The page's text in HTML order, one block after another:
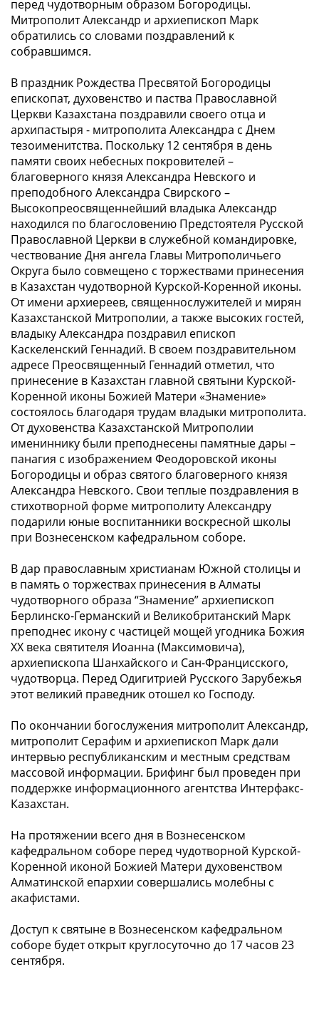
перед чудотворным образом Богородицы.
Митрополит Александр и архиепископ Марк
обратились со словами поздравлений к
собравшимся.
В праздник Рождества Пресвятой Богородицы
епископат, духовенство и паства Православной
Церкви Казахстана поздравили своего отца и
архипастыря - митрополита Александра с Днем
тезоименитства. Поскольку 12 сентября в день
памяти своих небесных покровителей –
благоверного князя Александра Невского и
преподобного Александра Свирского –
Высокопреосвященнейший владыка Александр
находился по благословению Предстоятеля Русской
Православной Церкви в служебной командировке,
чествование Дня ангела Главы Митрополичьего
Округа было совмещено с торжествами принесения
в Казахстан чудотворной Курской-Коренной иконы.
От имени архиереев, священнослужителей и мирян
Казахстанской Митрополии, а также высоких гостей,
владыку Александра поздравил епископ
Каскеленский Геннадий. В своем поздравительном
адресе Преосвященный Геннадий отметил, что
принесение в Казахстан главной святыни Курской-
Коренной иконы Божией Матери «Знамение»
состоялось благодаря трудам владыки митрополита.
От духовенства Казахстанской Митрополии
имениннику были преподнесены памятные дары –
панагия с изображением Феодоровской иконы
Богородицы и образ святого благоверного князя
Александра Невского. Свои теплые поздравления в
стихотворной форме митрополиту Александру
подарили юные воспитанники воскресной школы
при Вознесенском кафедральном соборе.
В дар православным христианам Южной столицы и
в память о торжествах принесения в Алматы
чудотворного образа “Знамение” архиепископ
Берлинско-Германский и Великобританский Марк
преподнес икону с частицей мощей угодника Божия
XX века святителя Иоанна (Максимовича),
архиепископа Шанхайского и Сан-Францисского,
чудотворца. Перед Одигитрией Русского Зарубежья
этот великий праведник отошел ко Господу.
По окончании богослужения митрополит Александр,
митрополит Серафим и архиепископ Марк дали
интервью республиканским и местным средствам
массовой информации. Брифинг был проведен при
поддержке информационного агентства Интерфакс-
Казахстан.
На протяжении всего дня в Вознесенском
кафедральном соборе перед чудотворной Курской-
Коренной иконой Божией Матери духовенством
Алматинской епархии совершались молебны с
акафистами.
Доступ к святыне в Вознесенском кафедральном
соборе будет открыт круглосуточно до 17 часов 23
сентября.